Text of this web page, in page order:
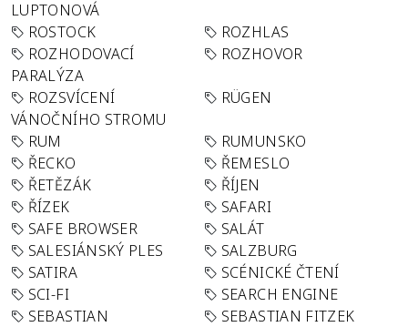
LUPTONOVÁ
ROSTOCK
ROZHLAS
ROZHODOVACÍ
PARALÝZA
ROZHOVOR
ROZSVÍCENÍ
VÁNOČNÍHO STROMU
RÜGEN
RUM
RUMUNSKO
ŘECKO
ŘEMESLO
ŘETĚZÁK
ŘÍJEN
ŘÍZEK
SAFARI
SAFE BROWSER
SALÁT
SALESIÁNSKÝ PLES
SALZBURG
SATIRA
SCÉNICKÉ ČTENÍ
SCI-FI
SEARCH ENGINE
SEBASTIAN
SEBASTIAN FITZEK